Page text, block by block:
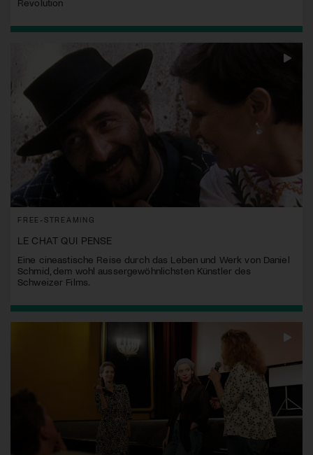
FREE-STREAMING
LE CHAT QUI PENSE
Eine cineastische Reise durch das Leben und Werk von Daniel
Schmid, dem wohl aussergewöhnlichsten Künstler des
Schweizer Films.